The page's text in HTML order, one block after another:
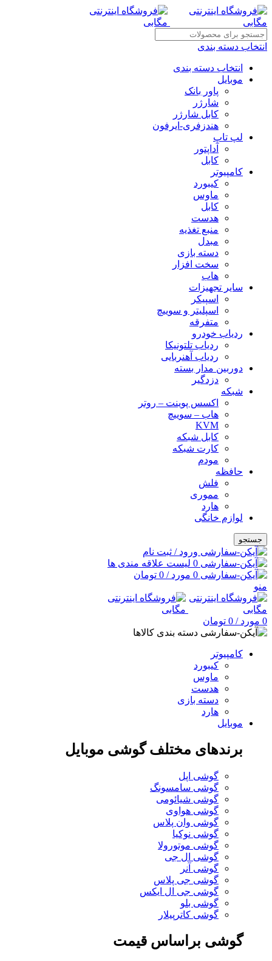
انتخاب دسته بندی
انتخاب دسته بندی
موبایل
پاور بانک
شارژر
کابل شارژر
هندزفری-ایرفون
لپ تاپ
آداپتور
کابل
کامپیوتر
کیبورد
ماوس
کابل
هدست
منبع تغذیه
مبدل
دسته بازی
سخت افزار
هاب
سایر تجهیزات
اسپیکر
اسپلیتر و سوییچ
متفرقه
ردیاب خودرو
ردیاب تلتونیکا
ردیاب آهنربایی
دوربین مدار بسته
دزدگیر
شبکه
اکسس پوینت – روتر
هاب – سوییچ
KVM
کابل شبکه
کارت شبکه
مودم
حافظه
فلش
مموری
هارد
لوازم خانگی
جستجو
ورود / ثبت نام
0 لیست علاقه مندی ها
0 مورد/
0 تومان
منو
0 مورد/
0 تومان
دسته بندی کالاها
کامپیوتر
کیبورد
ماوس
هدست
دسته بازی
هارد
موبایل
برندهای مختلف گوشی موبایل
گوشی اپل
گوشی سامسونگ
گوشی شیائومی
گوشی هواوی
گوشی وان پلاس
گوشی نوکیا
گوشی موتورولا
گوشی ال جی
گوشی آنر
گوشی جی پلاس
گوشی جی ال ایکس
گوشی بلو
گوشی کاترپیلار
گوشی براساس قیمت